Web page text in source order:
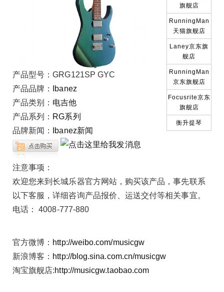
产品型号：GRG121SP GYC
产品品牌：
Ibanez
产品类别： 电吉他
产品系列： RG系列
品牌新闻：
Ibanez新闻
注意事项：
欢迎您来到长城乐器官方网站，购买该产品，事先联系
以下客服，详细咨询产品报价、运送交付等相关事宜。
电话： 4008-777-880
官方微博： http://weibo.com/musicgw
新浪博客： http://blog.sina.com.cn/musicgw
淘宝旗舰店:http://musicgw.taobao.com
旗舰店
RunningMan
天猫旗舰店
Laney京东旗
舰店
RunningMan
京东旗舰店
Focusrite京东
旗舰店
衡升提琴